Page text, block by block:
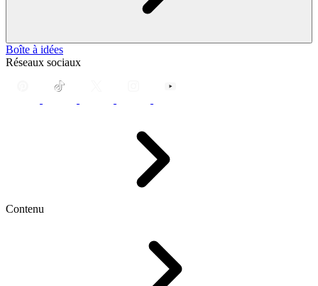
Boîte à idées
Réseaux sociaux
Contenu